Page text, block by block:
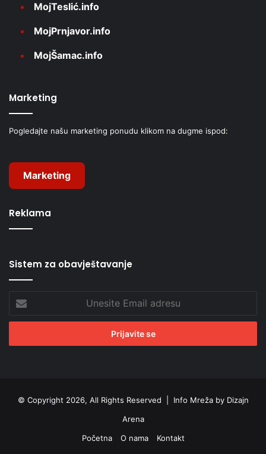
MojTeslić.info
MojPrnjavor.info
MojŠamac.info
Marketing
Pogledajte našu marketing ponudu klikom na dugme ispod:
Marketing
Reklama
Sistem za obavještavanje
Email
adresu
© Copyright 2026, All Rights Reserved | Info Mreža by Dizajn
Arena
Početna
O nama Kontakt